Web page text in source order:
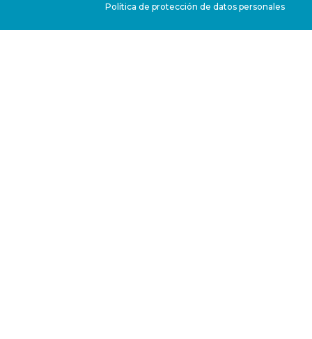
Política de protección de datos personales